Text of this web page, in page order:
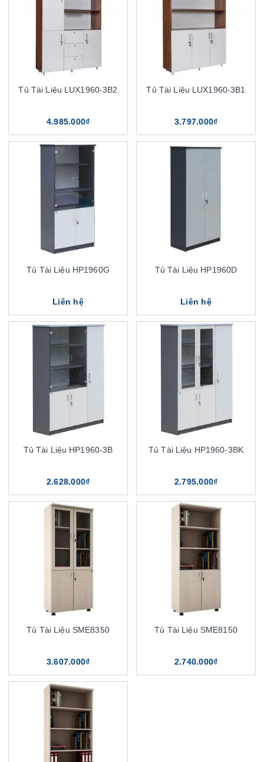
Tủ Tài Liệu LUX1960-3B2
4.985.000₫
Tủ Tài Liệu LUX1960-3B1
3.797.000₫
Tủ Tài Liệu HP1960G
Liên hệ
Tủ Tài Liệu HP1960D
Liên hệ
Tủ Tài Liệu HP1960-3B
2.628.000₫
Tủ Tài Liệu HP1960-3BK
2.795.000₫
Tủ Tài Liệu SME8350
3.607.000₫
Tủ Tài Liệu SME8150
2.740.000₫